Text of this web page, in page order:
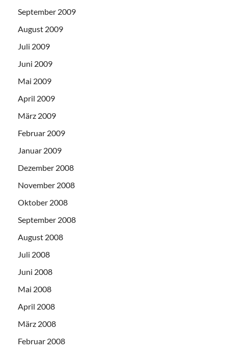
September 2009
August 2009
Juli 2009
Juni 2009
Mai 2009
April 2009
März 2009
Februar 2009
Januar 2009
Dezember 2008
November 2008
Oktober 2008
September 2008
August 2008
Juli 2008
Juni 2008
Mai 2008
April 2008
März 2008
Februar 2008